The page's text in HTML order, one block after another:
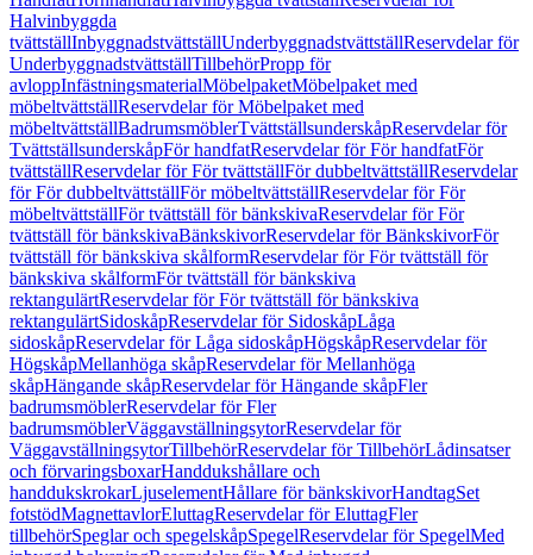
Halvinbyggda
tvättställInbyggnadstvättställUnderbyggnadstvättställReservdelar för
UnderbyggnadstvättställTillbehörPropp för
avloppInfästningsmaterialMöbelpaketMöbelpaket med
möbeltvättställReservdelar för Möbelpaket med
möbeltvättställBadrumsmöblerTvättställsunderskåpReservdelar för
TvättställsunderskåpFör handfatReservdelar för För handfatFör
tvättställReservdelar för För tvättställFör dubbeltvättställReservdelar
för För dubbeltvättställFör möbeltvättställReservdelar för För
möbeltvättställFör tvättställ för bänkskivaReservdelar för För
tvättställ för bänkskivaBänkskivorReservdelar för BänkskivorFör
tvättställ för bänkskiva skålformReservdelar för För tvättställ för
bänkskiva skålformFör tvättställ för bänkskiva
rektangulärtReservdelar för För tvättställ för bänkskiva
rektangulärtSidoskåpReservdelar för SidoskåpLåga
sidoskåpReservdelar för Låga sidoskåpHögskåpReservdelar för
HögskåpMellanhöga skåpReservdelar för Mellanhöga
skåpHängande skåpReservdelar för Hängande skåpFler
badrumsmöblerReservdelar för Fler
badrumsmöblerVäggavställningsytorReservdelar för
VäggavställningsytorTillbehörReservdelar för TillbehörLådinsatser
och förvaringsboxarHanddukshållare och
handdukskrokarLjuselementHållare för bänkskivorHandtagSet
fotstödMagnettavlorEluttagReservdelar för EluttagFler
tillbehörSpeglar och spegelskåpSpegelReservdelar för SpegelMed